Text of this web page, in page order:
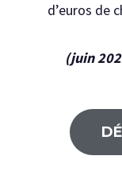
d’euros de
(juin